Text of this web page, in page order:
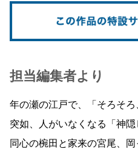
担当編集者より
年の瀬の江戸で、「そろそろ
突如、人がいなくなる「神隠
同心の椀田と家来の宮尾、